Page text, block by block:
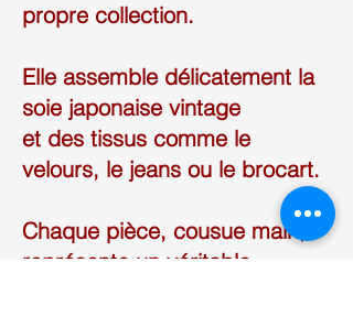
propre collection.
Elle assemble délicatement la
soie japonaise vintage
et des tissus comme le
velours, le jeans ou le brocart.
Chaque pièce, cousue main,
représente un véritable